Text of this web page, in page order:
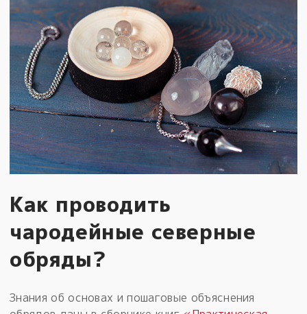
Как проводить
чародейные северные
обряды?
Знания об основах и пошаговые объяснения